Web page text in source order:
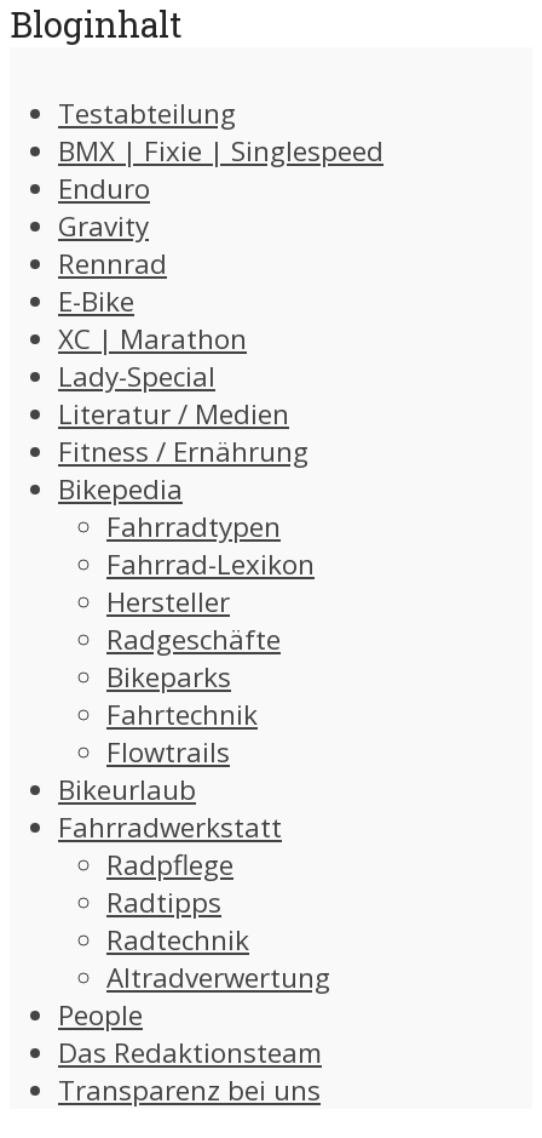
Bloginhalt
Testabteilung
BMX | Fixie | Singlespeed
Enduro
Gravity
Rennrad
E-Bike
XC | Marathon
Lady-Special
Literatur / Medien
Fitness / Ernährung
Bikepedia
Fahrradtypen
Fahrrad-Lexikon
Hersteller
Radgeschäfte
Bikeparks
Fahrtechnik
Flowtrails
Bikeurlaub
Fahrradwerkstatt
Radpflege
Radtipps
Radtechnik
Altradverwertung
People
Das Redaktionsteam
Transparenz bei uns